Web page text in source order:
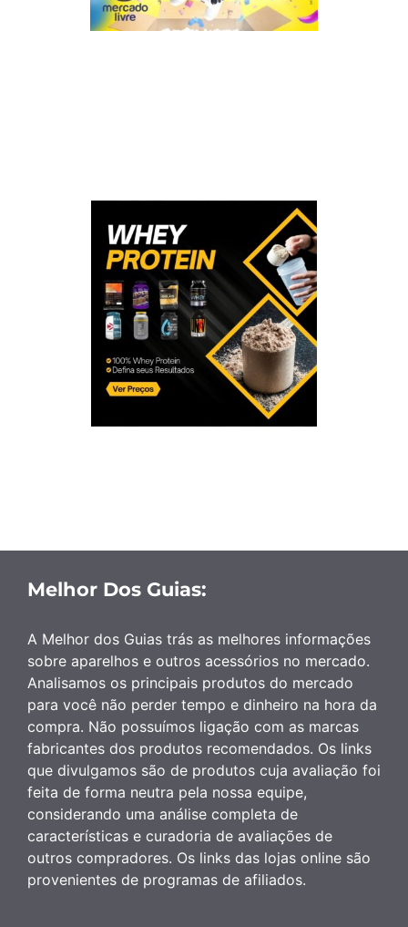
Melhor Dos Guias:
A Melhor dos Guias trás as melhores informações
sobre aparelhos e outros acessórios no mercado.
Analisamos os principais produtos do mercado
para você não perder tempo e dinheiro na hora da
compra. Não possuímos ligação com as marcas
fabricantes dos produtos recomendados. Os links
que divulgamos são de produtos cuja avaliação foi
feita de forma neutra pela nossa equipe,
considerando uma análise completa de
características e curadoria de avaliações de
outros compradores. Os links das lojas online são
provenientes de programas de afiliados.